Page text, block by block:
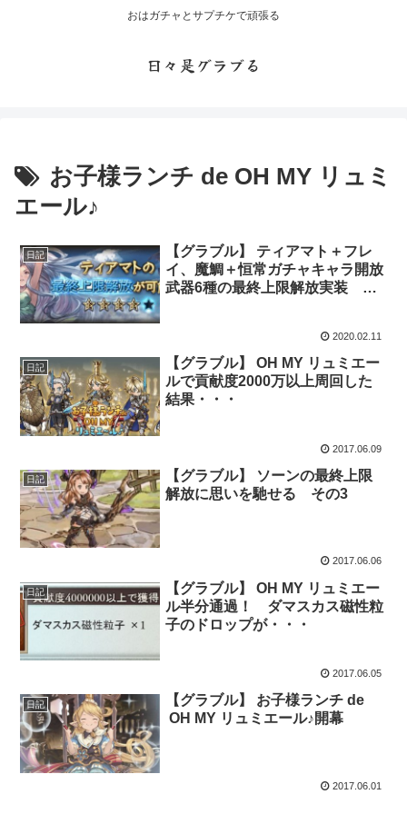
おはガチャとサプチケで頑張る
日々是グラブる
お子様ランチ de OH MY リュミ
エール♪
日記
【グラブル】 ティアマト＋フレ
イ、魔鯛＋恒常ガチャキャラ開放
武器6種の最終上限解放実装 ダ
2020.02.11
日記
【グラブル】 OH MY リュミエー
ルで貢献度2000万以上周回した
結果・・・
2017.06.09
日記
【グラブル】 ソーンの最終上限
解放に思いを馳せる その3
2017.06.06
日記
【グラブル】 OH MY リュミエー
ル半分通過！ ダマスカス磁性粒
子のドロップが・・・
2017.06.05
日記
【グラブル】 お子様ランチ de
OH MY リュミエール♪開幕
2017.06.01